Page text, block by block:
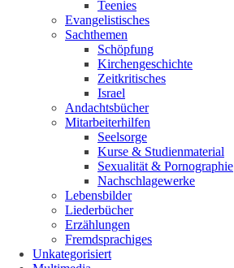
Teenies
Evangelistisches
Sachthemen
Schöpfung
Kirchengeschichte
Zeitkritisches
Israel
Andachtsbücher
Mitarbeiterhilfen
Seelsorge
Kurse & Studienmaterial
Sexualität & Pornographie
Nachschlagewerke
Lebensbilder
Liederbücher
Erzählungen
Fremdsprachiges
Unkategorisiert